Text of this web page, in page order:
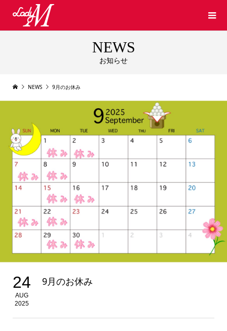
NEWS
お知らせ
NEWS 9月のお休み
24
AUG
2025
9月のお休み